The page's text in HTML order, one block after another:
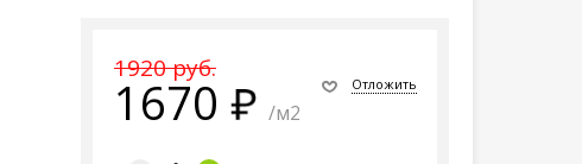
1920 руб.
1670 /м2
Отложить